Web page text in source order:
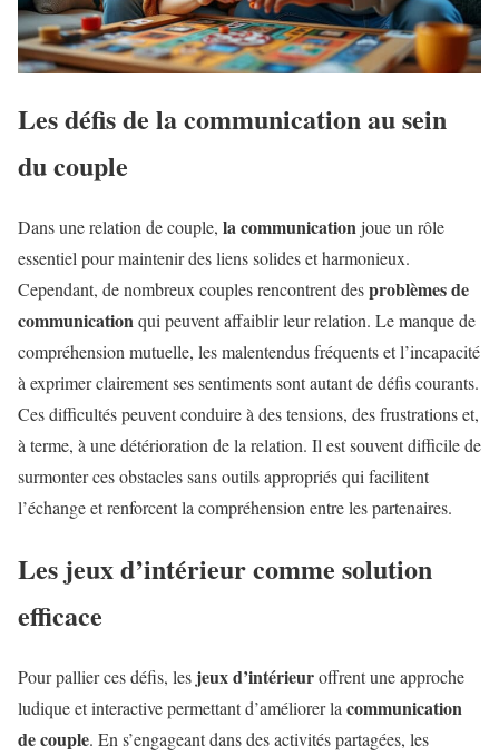
Les défis de la communication au sein
du couple
Dans une relation de couple, la communicationjoue un rôle
essentiel pour maintenir des liens solides et harmonieux.
Cependant, de nombreux couples rencontrent desproblèmes de
communicationqui peuvent affaiblir leur relation. Le manque de
compréhension mutuelle, les malentendus fréquents et l’incapacité
à exprimer clairement ses sentiments sont autant de défis courants.
Ces difficultés peuvent conduire à des tensions, des frustrations et,
à terme, à une détérioration de la relation. Il est souvent difficile de
surmonter ces obstacles sans outils appropriés qui facilitent
l’échange et renforcent la compréhension entre les partenaires.
Les jeux d’intérieur comme solution
efficace
Pour pallier ces défis, les jeux d’intérieuroffrent une approche
ludique et interactive permettant d’améliorer la communication
de couple. En s’engageant dans des activités partagées, les